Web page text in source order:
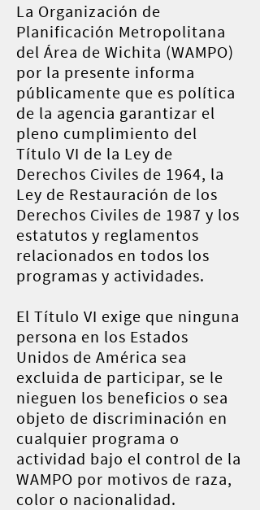
La Organización de
Planificación Metropolitana
del Área de Wichita (WAMPO)
por la presente informa
públicamente que es política
de la agencia garantizar el
pleno cumplimiento del
Título VI de la Ley de
Derechos Civiles de 1964, la
Ley de Restauración de los
Derechos Civiles de 1987 y los
estatutos y reglamentos
relacionados en todos los
programas y actividades.
El Título VI exige que ninguna
persona en los Estados
Unidos de América sea
excluida de participar, se le
nieguen los beneficios o sea
objeto de discriminación en
cualquier programa o
actividad bajo el control de la
WAMPO por motivos de raza,
color o nacionalidad.